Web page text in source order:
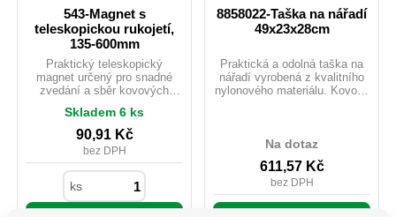
543-Magnet s
teleskopickou rukojetí,
135-600mm
Praktický teleskopický
magnet určený pro snadné
zvedání a sběr kovových
míst. Délka rukojeti je
nastavitelná od 135 do 600
mm, což umožňuje pohodlnou
práci i ve stísněných
prostorech. Ideální pomocník
do dílny, garáže nebo servisu.
Skladem 6 ks
90,91 Kč
bez DPH
ks
8858022-Taška na nářadí
49x23x28cm
Praktická a odolná taška na
nářadí vyrobená z kvalitního
nylonového materiálu. Kovová
Vyztužené dno tašky zvyšuje
31 kapsám nabízí dostatek
prostoru pro přehledné
uspořádání veškerého nářadí
a příslušenství.
Na dotaz
611,57 Kč
bez DPH